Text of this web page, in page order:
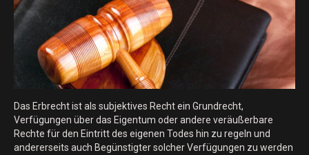
Das Erbrecht ist als subjektives Recht ein Grundrecht,
Verfügungen über das Eigentum oder andere veräußerbare
Rechte für den Eintritt des eigenen Todes hin zu regeln und
andererseits auch Begünstigter solcher Verfügungen zu werden